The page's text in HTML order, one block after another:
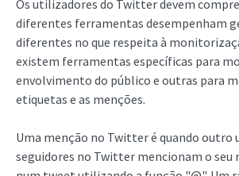
Os utilizadores do Twitter devem
diferentes ferramentas desempenham
diferentes no que respeita à
existem ferramentas específicas para
envolvimento do público e outras para
etiquetas e as menções.
Uma menção no Twitter é quando outro
seguidores no Twitter mencionam o seu